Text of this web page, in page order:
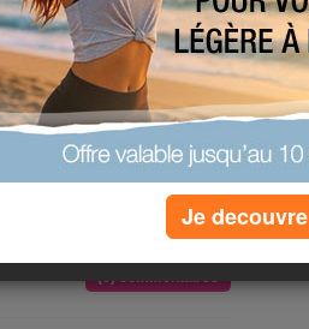
mais c'est plus fort que moi, il faut
(0) commentaires
Je decouvre